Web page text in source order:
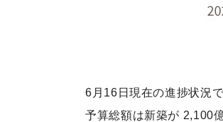
6月16日現在の進捗状況で
予算総額は新築が 2,100